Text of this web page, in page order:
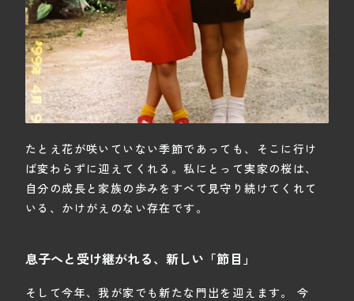
たとえ花が咲いていない季節であっても、そこに行け
ば変わらずに迎えてくれる。私にとって実家の桜は、
自分の成長と家族の歩みをすべて見守り続けてくれて
いる、かけがえのない存在です。
息子へと受け継がれる、新しい「節目」
そして今年、我が家でも新たな門出を迎えます。 今